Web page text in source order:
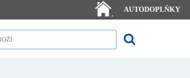
.
AUTODOPLŇKY